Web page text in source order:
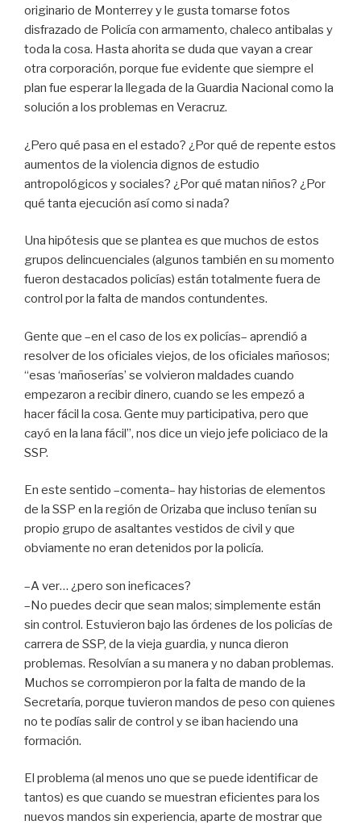
originario de Monterrey y le gusta tomarse fotos
disfrazado de Policía con armamento, chaleco antibalas y
toda la cosa. Hasta ahorita se duda que vayan a crear
otra corporación, porque fue evidente que siempre el
plan fue esperar la llegada de la Guardia Nacional como la
solución a los problemas en Veracruz.
¿Pero qué pasa en el estado? ¿Por qué de repente estos
aumentos de la violencia dignos de estudio
antropológicos y sociales? ¿Por qué matan niños? ¿Por
qué tanta ejecución así como si nada?
Una hipótesis que se plantea es que muchos de estos
grupos delincuenciales (algunos también en su momento
fueron destacados policías) están totalmente fuera de
control por la falta de mandos contundentes.
Gente que –en el caso de los ex policías– aprendió a
resolver de los oficiales viejos, de los oficiales mañosos;
“esas ‘mañoserías’ se volvieron maldades cuando
empezaron a recibir dinero, cuando se les empezó a
hacer fácil la cosa. Gente muy participativa, pero que
cayó en la lana fácil”, nos dice un viejo jefe policiaco de la
SSP.
En este sentido –comenta– hay historias de elementos
de la SSP en la región de Orizaba que incluso tenían su
propio grupo de asaltantes vestidos de civil y que
obviamente no eran detenidos por la policía.
–A ver… ¿pero son ineficaces?
–No puedes decir que sean malos; simplemente están
sin control. Estuvieron bajo las órdenes de los policías de
carrera de SSP, de la vieja guardia, y nunca dieron
problemas. Resolvían a su manera y no daban problemas.
Muchos se corrompieron por la falta de mando de la
Secretaría, porque tuvieron mandos de peso con quienes
no te podías salir de control y se iban haciendo una
formación.
El problema (al menos uno que se puede identificar de
tantos) es que cuando se muestran eficientes para los
nuevos mandos sin experiencia, aparte de mostrar que